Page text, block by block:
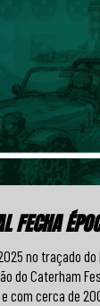
FECHA
no traçado
do Caterham
com cerca de